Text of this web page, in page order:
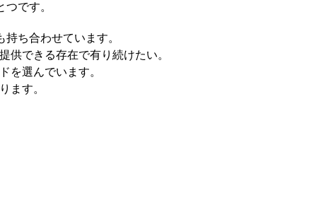
です。
ち合わせています。
供できる存在で有り続けたい。
を選んでいます。
ます。